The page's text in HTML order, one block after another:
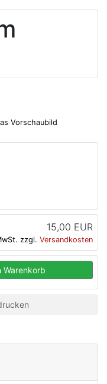
Vorschaubild
15,00 EUR
zzgl. Versandkosten
Warenkorb